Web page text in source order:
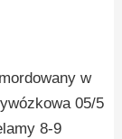
w
05/5
8-9